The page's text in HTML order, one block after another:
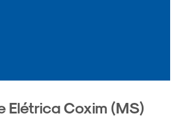
Elétrica Coxim (MS)